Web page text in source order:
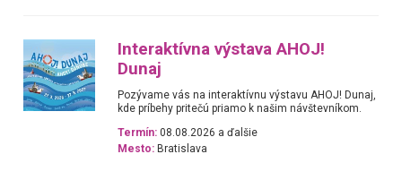
Interaktívna výstava AHOJ!
Dunaj
Pozývame vás na interaktívnu výstavu AHOJ! Dunaj,
kde príbehy pritečú priamo k našim návštevníkom.
Termín: 08.08.2026 a ďalšie
Mesto: Bratislava